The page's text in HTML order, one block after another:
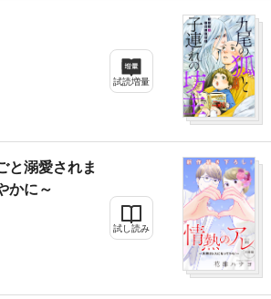
試読増量
と溺愛されま
かに～
試し読み